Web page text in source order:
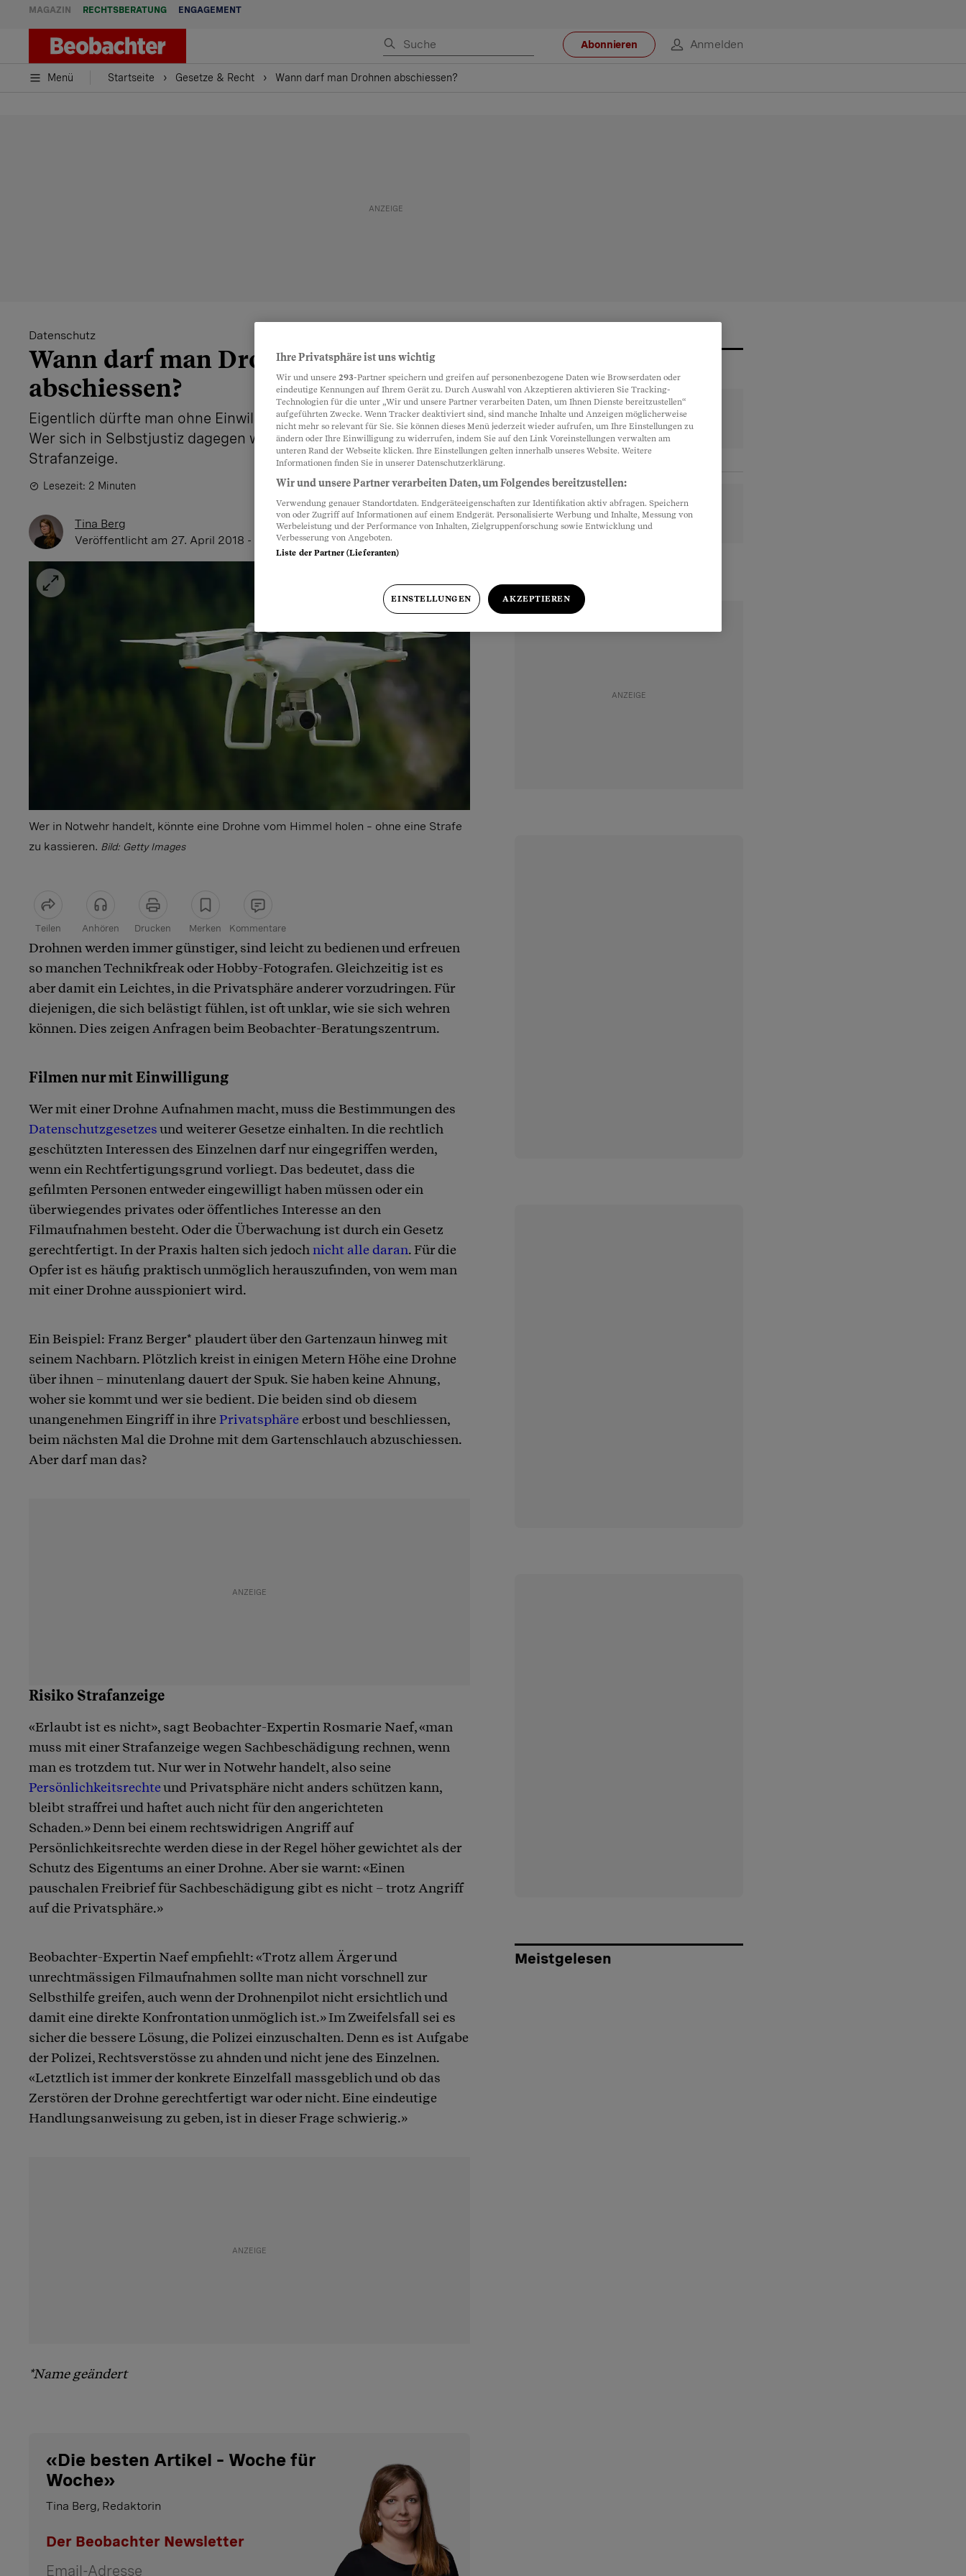
MAGAZIN RECHTSBERATUNG ENGAGEMENT
Abonnieren Anmelden
Menü Startseite Gesetze & Recht Wann darf man Drohnen abschiessen?
Datenschutz
Wann darf man Drohnen
abschiessen?
Eigentlich dürfte man ohne Einwilligung nicht gefilmt werden.
Wer sich in Selbstjustiz dagegen wehrt, riskiert aber eine
Strafanzeige.
Lesezeit: 2 Minuten
Tina Berg
Veröffentlicht am 27. April 2018 - 11:11 Uhr
Wer in Notwehr handelt, könnte eine Drohne vom Himmel holen – ohne eine Strafe
zu kassieren. Bild: Getty Images
Teilen Anhören Drucken Merken Kommentare
Artikel teilen
Drohnen werden immer günstiger, sind leicht zu bedienen und erfreuen
so manchen Technikfreak oder Hobby-Fotografen. Gleichzeitig ist es
aber damit ein Leichtes, in die Privatsphäre anderer vorzudringen. Für
diejenigen, die sich belästigt fühlen, ist oft unklar, wie sie sich wehren
können. Dies zeigen Anfragen beim Beobachter-Beratungszentrum.
Filmen nur mit Einwilligung
Wer mit einer Drohne Aufnahmen macht, muss die Bestimmungen des
Datenschutzgesetzesund weiterer Gesetze einhalten. In die rechtlich
geschützten Interessen des Einzelnen darf nur eingegriffen werden,
wenn ein Rechtfertigungsgrund vorliegt. Das bedeutet, dass die
gefilmten Personen entweder eingewilligt haben müssen oder ein
überwiegendes privates oder öffentliches Interesse an den
Filmaufnahmen besteht. Oder die Überwachung ist durch ein Gesetz
gerechtfertigt. In der Praxis halten sich jedoch nicht alle daran. Für die
Opfer ist es häufig praktisch unmöglich herauszufinden, von wem man
mit einer Drohne ausspioniert wird.
Ein Beispiel: Franz Berger* plaudert über den Gartenzaun hinweg mit
seinem Nachbarn. Plötzlich kreist in einigen Metern Höhe eine Drohne
über ihnen – minutenlang dauert der Spuk. Sie haben keine Ahnung,
woher sie kommt und wer sie bedient. Die beiden sind ob diesem
unangenehmen Eingriff in ihrePrivatsphäreerbost und beschliessen,
beim nächsten Mal die Drohne mit dem Gartenschlauch abzuschiessen.
Aber darf man das?
Risiko Strafanzeige
«Erlaubt ist es nicht», sagt Beobachter-Expertin Rosmarie Naef, «man
muss mit einer Strafanzeige wegen Sachbeschädigung rechnen, wenn
man es trotzdem tut. Nur wer in Notwehr handelt, also seine
Persönlichkeitsrechteund Privatsphäre nicht anders schützen kann,
bleibt straffrei und haftet auch nicht für den angerichteten
Schaden.» Denn bei einem rechtswidrigen Angriff auf
Persönlichkeitsrechte werden diese in der Regel höher gewichtet als der
Schutz des Eigentums an einer Drohne. Aber sie warnt: «Einen
pauschalen Freibrief für Sachbeschädigung gibt es nicht – trotz Angriff
auf die Privatsphäre.»
Beobachter-Expertin Naef empfiehlt: «Trotz allem Ärger und
unrechtmässigen Filmaufnahmen sollte man nicht vorschnell zur
Selbsthilfe greifen, auch wenn der Drohnenpilot nicht ersichtlich und
damit eine direkte Konfrontation unmöglich ist.» Im Zweifelsfall sei es
sicher die bessere Lösung, die Polizei einzuschalten. Denn es ist Aufgabe
der Polizei, Rechtsverstösse zu ahnden und nicht jene des Einzelnen.
«Letztlich ist immer der konkrete Einzelfall massgeblich und ob das
Zerstören der Drohne gerechtfertigt war oder nicht. Eine eindeutige
Handlungsanweisung zu geben, ist in dieser Frage schwierig.»
*Name geändert
«Die besten Artikel – Woche für
Woche»
Tina Berg, Redaktorin
Der Beobachter Newsletter
Meistgelesen
Ihre Privatsphäre ist uns wichtig
Wir und unsere 293-Partner speichern und greifen auf personenbezogene Daten wie Browserdaten oder
eindeutige Kennungen auf Ihrem Gerät zu. Durch Auswahl von Akzeptieren aktivieren Sie Tracking-
Technologien für die unter „Wir und unsere Partner verarbeiten Daten, um Ihnen Dienste bereitzustellen“
aufgeführten Zwecke. Wenn Tracker deaktiviert sind, sind manche Inhalte und Anzeigen möglicherweise
nicht mehr so relevant für Sie. Sie können dieses Menü jederzeit wieder aufrufen, um Ihre Einstellungen zu
ändern oder Ihre Einwilligung zu widerrufen, indem Sie auf den Link Voreinstellungen verwalten am
unteren Rand der Webseite klicken. Ihre Einstellungen gelten innerhalb unseres Website. Weitere
Informationen finden Sie in unserer Datenschutzerklärung.
Wir und unsere Partner verarbeiten Daten, um Folgendes bereitzustellen:
Verwendung genauer Standortdaten. Endgeräteeigenschaften zur Identifikation aktiv abfragen. Speichern
von oder Zugriff auf Informationen auf einem Endgerät. Personalisierte Werbung und Inhalte, Messung von
Werbeleistung und der Performance von Inhalten, Zielgruppenforschung sowie Entwicklung und
Verbesserung von Angeboten.
Liste der Partner (Lieferanten)
EINSTELLUNGEN AKZEPTIEREN